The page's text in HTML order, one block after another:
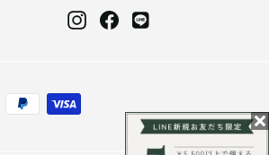
Instagram Facebook